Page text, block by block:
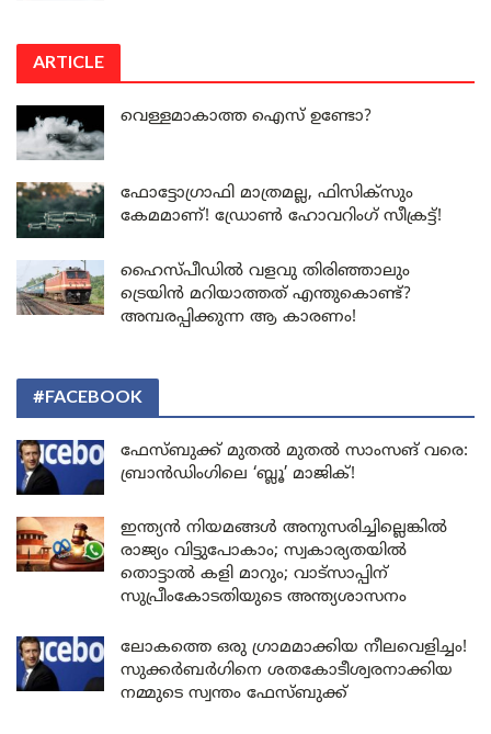
ARTICLE
വെള്ളമാകാത്ത ഐസ് ഉണ്ടോ?
ഫോട്ടോഗ്രാഫി മാത്രമല്ല, ഫിസിക്സും
കേമമാണ്! ഡ്രോൺ ഹോവറിംഗ് സീക്രട്ട്!
ഹൈസ്പീഡിൽ വളവു തിരിഞ്ഞാലും
ട്രെയിൻ മറിയാത്തത് എന്തുകൊണ്ട്?
അമ്പരപ്പിക്കുന്ന ആ കാരണം!
#FACEBOOK
ഫേസ്ബുക്ക് മുതൽ മുതൽ സാംസങ് വരെ:
ബ്രാൻഡിംഗിലെ ‘ബ്ലൂ’ മാജിക്!
ഇന്ത്യൻ നിയമങ്ങൾ അനുസരിച്ചില്ലെങ്കിൽ
രാജ്യം വിട്ടുപോകാം; സ്വകാര്യതയിൽ
തൊട്ടാൽ കളി മാറും; വാട്സാപ്പിന്
സുപ്രീംകോടതിയുടെ അന്ത്യശാസനം
ലോകത്തെ ഒരു ഗ്രാമമാക്കിയ നീലവെളിച്ചം!
സുക്കർബർഗിനെ ശതകോടീശ്വരനാക്കിയ
നമ്മുടെ സ്വന്തം ഫേസ്ബുക്ക്